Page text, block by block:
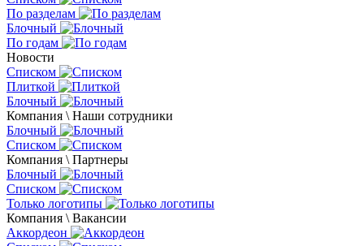
По разделам
Блочный
По годам
Новости
Списком
Плиткой
Блочный
Компания \ Наши сотрудники
Блочный
Списком
Компания \ Партнеры
Блочный
Списком
Только логотипы
Компания \ Вакансии
Аккордеон